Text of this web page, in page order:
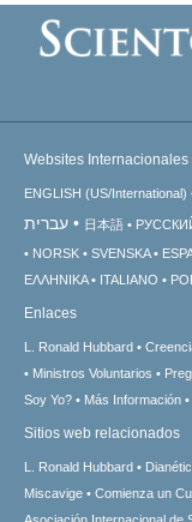
Websites Internacionales
ENGLISH (US/International)
עברית 日本語
NORSK
SVENSKA
ΕΛΛΗΝΙΚA
ITALIANO
Enlaces
L. Ronald Hubbard
Ministros Voluntarios
Soy Yo?
Más Información
Sitios web relacionados
L. Ronald Hubbard
Miscavige
Comienza un